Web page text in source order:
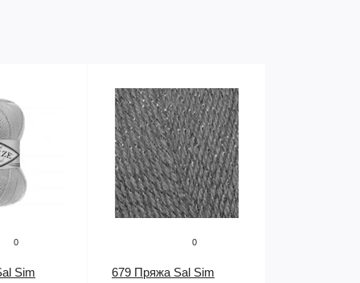
0
Sim
0
679 Пряжа Sal Sim